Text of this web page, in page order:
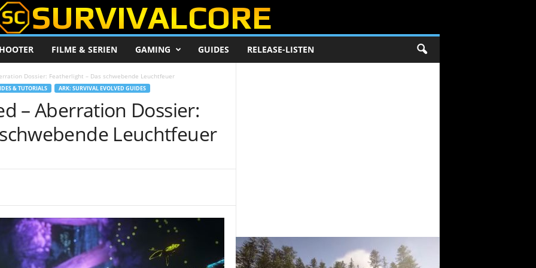
FILME & SERIEN GAMING GUIDES RELEASE-LISTEN
Dossier: Featherlight – Das schwebende Leuchtfeuer
& TUTORIALS ARK: SURVIVAL EVOLVED GUIDES
– Aberration Dossier:
Leuchtfeuer